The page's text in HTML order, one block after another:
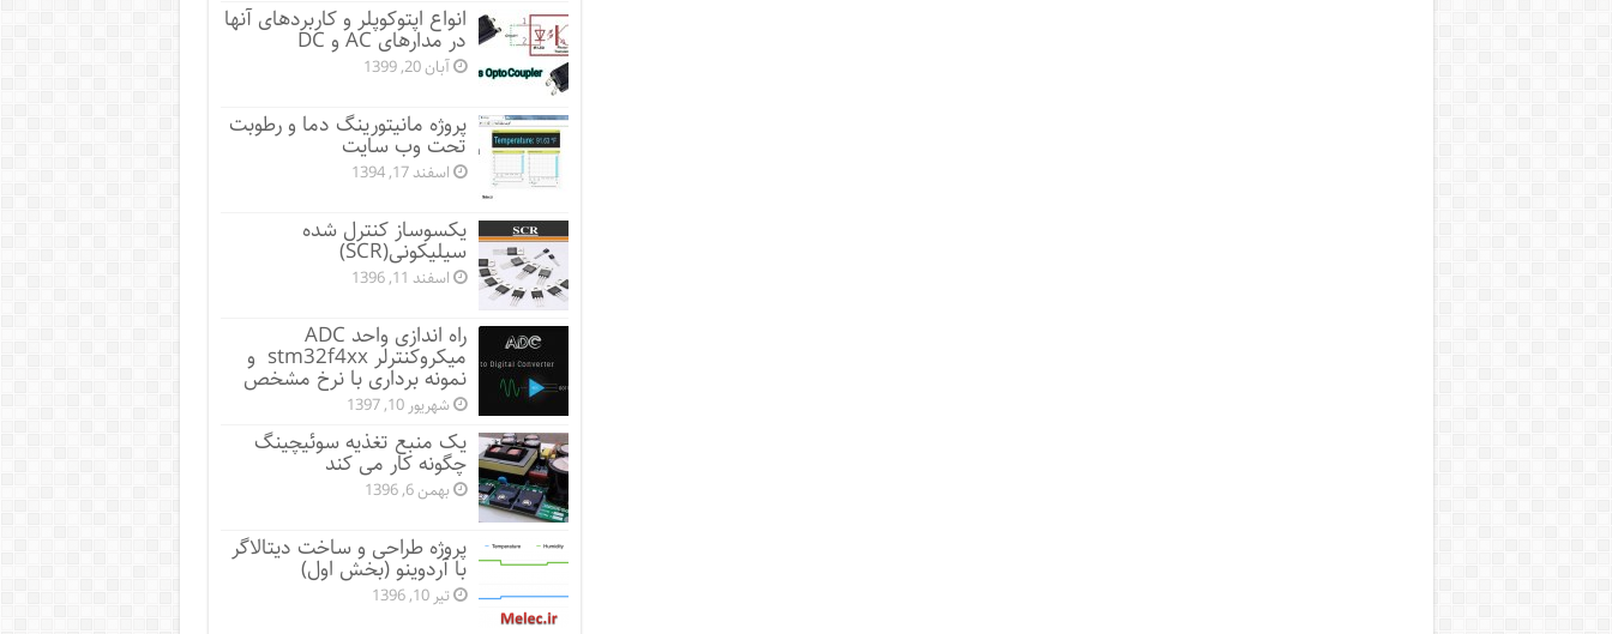
انواع اپتوکوپلر و کاربردهای آنها
در مدارهای AC و DC
آبان 20, 1399
پروژه مانيتورينگ دما و رطوبت
تحت وب سایت
اسفند 17, 1394
یکسوساز کنترل شده
سیلیکونی(SCR)
اسفند 11, 1396
راه اندازی واحد ADC
میکروکنترلر stm32f4xx و
نمونه برداری با نرخ مشخص
شهریور 10, 1397
یک منبع تغذیه سوئیچینگ
چگونه کار می کند
بهمن 6, 1396
پروژه طراحی و ساخت دیتالاگر
با آردوینو (بخش اول)
تیر 10, 1396